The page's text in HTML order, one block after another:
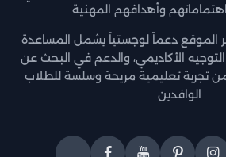
وأهدافهم المهنية.
الموقع دعماً لوجستياً يشمل المساعدة
التوجيه الأكاديمي، والدعم في البحث عن
تجربة تعليمية مريحة وسلسة للطلاب
الوافدين.